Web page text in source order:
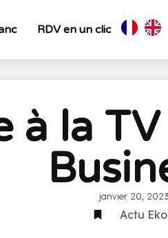
RDV en un clic
à la
janvier 20, 2023
Actu